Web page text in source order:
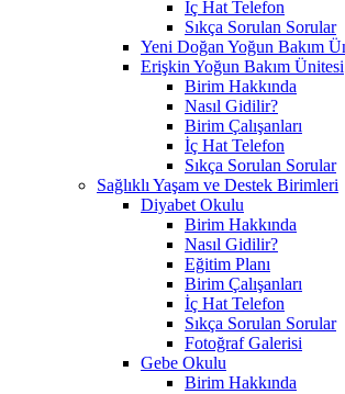
İç Hat Telefon
Sıkça Sorulan Sorular
Yeni Doğan Yoğun Bakım
Erişkin Yoğun Bakım Ünitesi
Birim Hakkında
Nasıl Gidilir?
Birim Çalışanları
İç Hat Telefon
Sıkça Sorulan Sorular
Sağlıklı Yaşam ve Destek Birimleri
Diyabet Okulu
Birim Hakkında
Nasıl Gidilir?
Eğitim Planı
Birim Çalışanları
İç Hat Telefon
Sıkça Sorulan Sorular
Fotoğraf Galerisi
Gebe Okulu
Birim Hakkında